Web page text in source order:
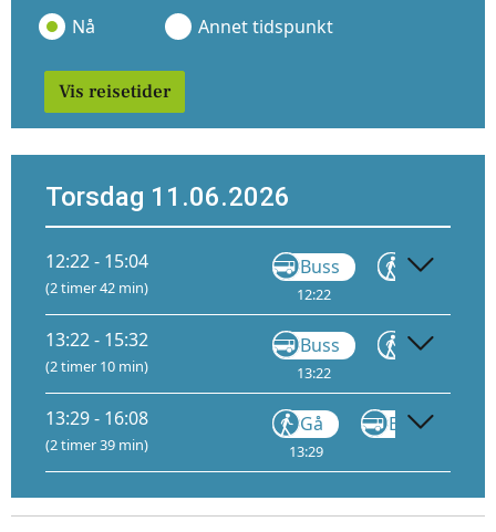
Nå Annet tidspunkt
Vis reisetider
Torsdag 11.06.2026
12:22 - 15:04
(2 timer 42 min)
Buss
12:22
Gå
13:22 - 15:32
(2 timer 10 min)
Buss
13:22
Gå
13:29 - 16:08
(2 timer 39 min)
Gå
13:29
Buss